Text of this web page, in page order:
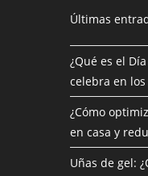
Últimas
¿Qué es el
celebra en
¿Cómo
en casa y
Uñas de gel: